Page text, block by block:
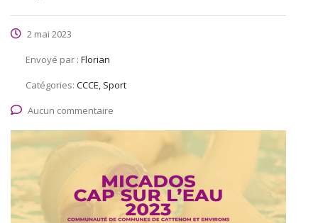
2 mai 2023
Envoyé par : Florian
Catégories: CCCE, Sport
Aucun commentaire